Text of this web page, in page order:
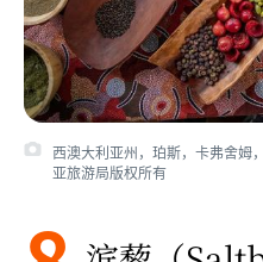
西澳大利亚州，珀斯，卡弗舍姆
亚旅游局版权所有